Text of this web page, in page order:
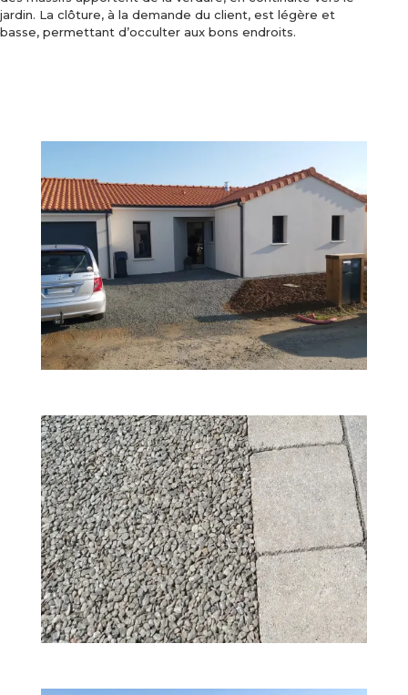
jardin. La clôture, à la demande du client, est légère et
basse, permettant d’occulter aux bons endroits.